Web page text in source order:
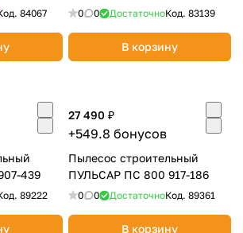
84067 0 0 ДостаточноКод. 83139
В корзину
439
89222
27 490 ₽
+549.8 бонусов
Пылесос строительный
ПУЛЬСАР ПС 800 917-186
0 0 ДостаточноКод. 89361
В корзину
25
раз в 2
8 800 302-02-51
plait.ru